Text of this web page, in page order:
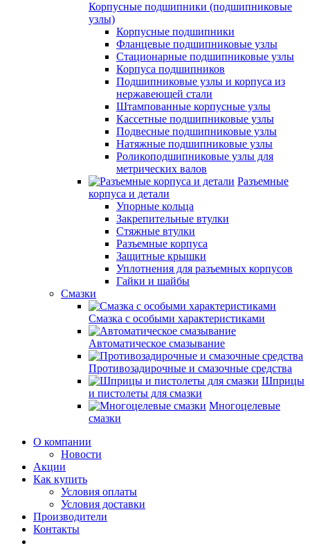
Корпусные подшипники (подшипниковые
узлы)
Корпусные подшипники
Фланцевые подшипниковые узлы
Стационарные подшипниковые узлы
Корпуса подшипников
Подшипниковые узлы и корпуса из
нержавеющей стали
Штампованные корпусные узлы
Кассетные подшипниковые узлы
Подвесные подшипниковые узлы
Натяжные подшипниковые узлы
Роликоподшипниковые узлы для
метрических валов
Разъемные
корпуса и детали
Упорные кольца
Закрепительные втулки
Стяжные втулки
Разъемные корпуса
Защитные крышки
Уплотнения для разъемных корпусов
Гайки и шайбы
Смазки
Смазка с особыми характеристиками
Автоматическое смазывание
Противозадирочные и смазочные средства
Шприцы
и пистолеты для смазки
Многоцелевые
смазки
О компании
Новости
Акции
Как купить
Условия оплаты
Условия доставки
Производители
Контакты